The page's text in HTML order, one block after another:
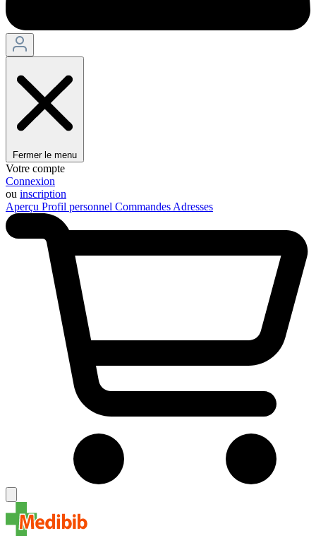
Fermer le menu
Votre compte
Connexion
ou inscription
Aperçu Profil personnel Commandes Adresses